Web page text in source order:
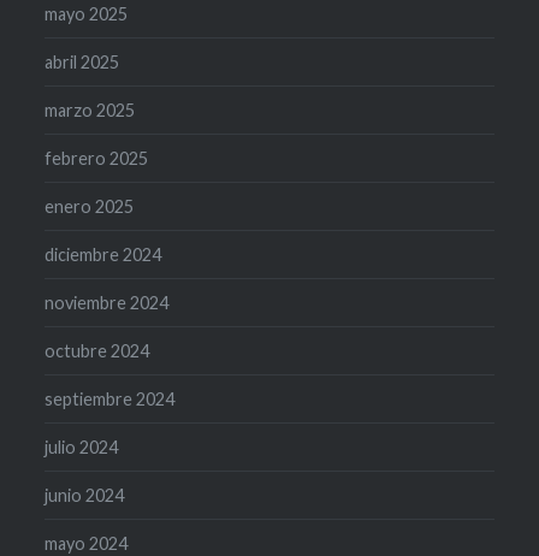
mayo 2025
abril 2025
marzo 2025
febrero 2025
enero 2025
diciembre 2024
noviembre 2024
octubre 2024
septiembre 2024
julio 2024
junio 2024
mayo 2024